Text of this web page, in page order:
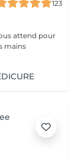
123
attend pour
mains